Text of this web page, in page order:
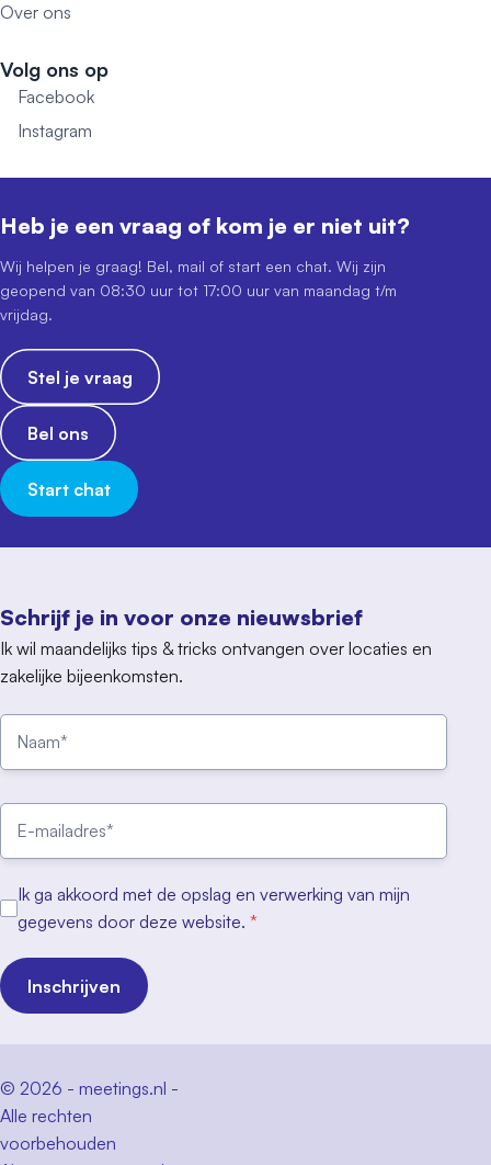
Over ons
Volg ons op
Facebook
Instagram
Schrijf je in voor onze nieuwsbrief
Ik wil maandelijks tips & tricks ontvangen over locaties en
zakelijke bijeenkomsten.
Ik ga akkoord met de opslag en verwerking van mijn
gegevens door deze website. *
Inschrijven
Heb je een vraag of kom je er niet uit?
Wij helpen je graag! Bel, mail of start een chat. Wij zijn
geopend van 08:30 uur tot 17:00 uur van maandag t/m
vrijdag.
Stel je vraag
Bel ons
Start chat
© 2026 - meetings.nl -
Alle rechten
voorbehouden